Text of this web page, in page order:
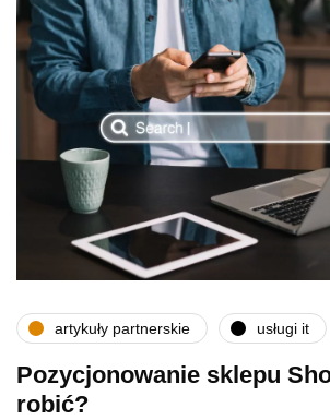
artykuły partnerskie usługi it
Pozycjonowanie sklepu
robić?